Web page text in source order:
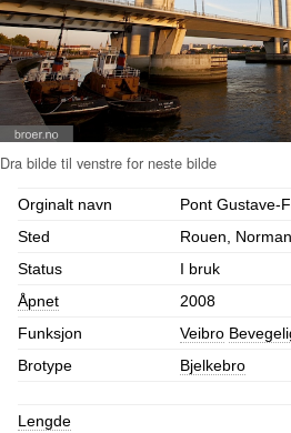
Orginalt navn
Pont Gustave-
Sted
Rouen,
Status
I bruk
Åpnet
2008
Funksjon
Veibro
Brotype
Bjelkebro
Lengde